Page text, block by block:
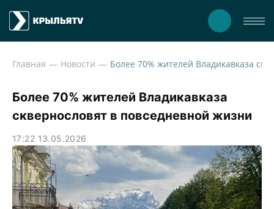
Главная Новости
Более 70% жителей Владикавказа
сквернословят в повседневной жизни
17:22 13.05.2026